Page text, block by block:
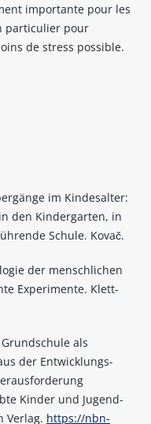
importante pour les
particulier pour
de stress possible.
im Kindesalter:
den Kindergarten, in
Schule. Kovač.
der menschlichen
Experimente. Klett-
als
der Entwicklungs-
Kinder und Jugend-
Verlag. https://nbn-